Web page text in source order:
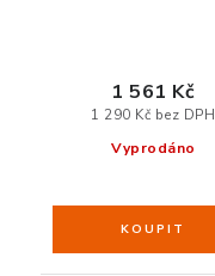
Vyprodáno
1 290 Kč bez DPH
1 561 Kč